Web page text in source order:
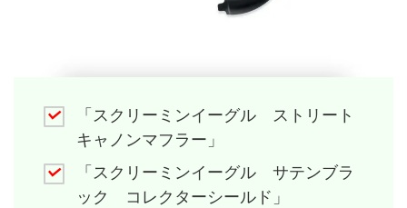
「スクリーミンイーグル ストリート
キャノンマフラー」
「スクリーミンイーグル サテンブラ
ック コレクターシールド」